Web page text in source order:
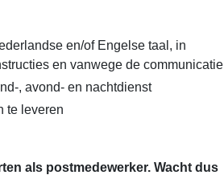
en/of Engelse taal, in
en vanwege de communicatie
, avond- en nachtdienst
te leveren
als postmedewerker. Wacht dus